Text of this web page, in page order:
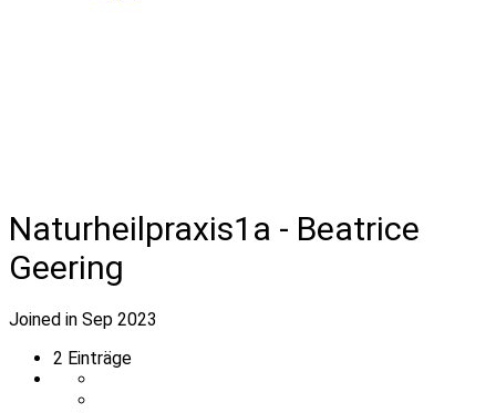
Naturheilpraxis1a - Beatrice
Geering
Joined in Sep 2023
2 Einträge